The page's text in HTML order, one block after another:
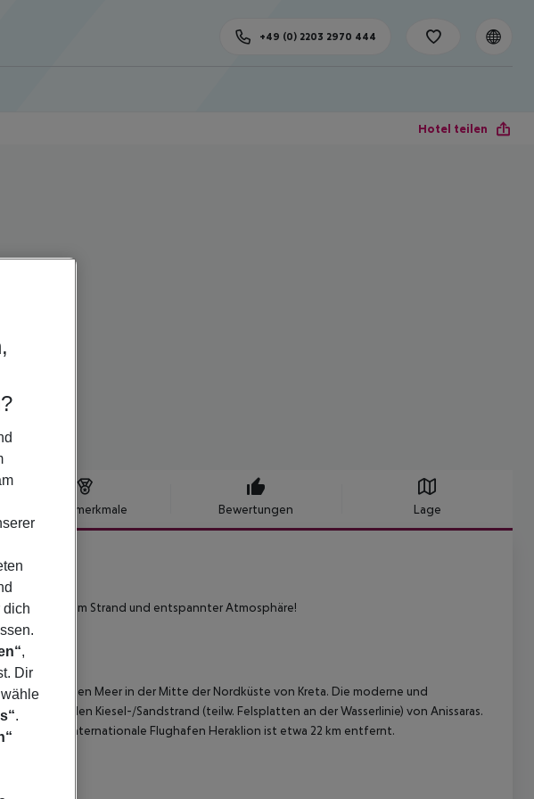
+49 (0) 2203 2970 444
Hotel teilen
Hotelmerkmale Bewertungen Lage
Lage am Strand und entspannter Atmosphäre!
am kretischen Meer in der Mitte der Nordküste von Kreta. Die moderne und
abfallenden Kiesel-/Sandstrand (teilw. Felsplatten an der Wasserlinie) von Anissaras.
und der Internationale Flughafen Heraklion ist etwa 22 km entfernt.
dich
,
Dir
.